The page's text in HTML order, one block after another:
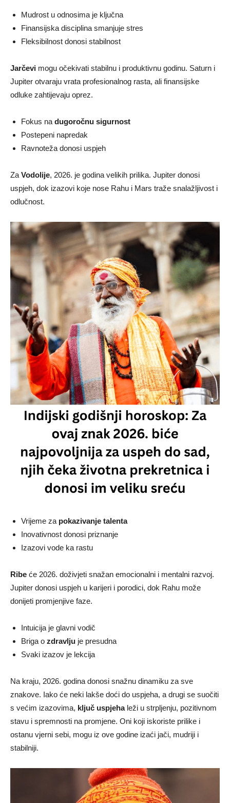
Mudrost u odnosima je ključna
Finansijska disciplina smanjuje stres
Fleksibilnost donosi stabilnost
Jarčevi mogu očekivati stabilnu i produktivnu godinu. Saturn i
Jupiter otvaraju vrata profesionalnog rasta, ali finansijske
odluke zahtijevaju oprez.
Fokus na dugoročnu sigurnost
Postepeni napredak
Ravnoteža donosi uspjeh
Za Vodolije, 2026. je godina velikih prilika. Jupiter donosi
uspjeh, dok izazovi koje nose Rahu i Mars traže snalažljivost i
odlučnost.
Vrijeme za pokazivanje talenta
Inovativnost donosi priznanje
Izazovi vode ka rastu
Ribe će 2026. doživjeti snažan emocionalni i mentalni razvoj.
Jupiter donosi uspjeh u karijeri i porodici, dok Rahu može
donijeti promjenjive faze.
Intuicija je glavni vodič
Briga o zdravlju je presudna
Svaki izazov je lekcija
Na kraju, 2026. godina donosi snažnu dinamiku za sve
znakove. Iako će neki lakše doći do uspjeha, a drugi se suočiti
s većim izazovima, ključ uspjehaleži u strpljenju, pozitivnom
stavu i spremnosti na promjene. Oni koji iskoriste prilike i
ostanu vjerni sebi, mogu iz ove godine izaći jači, mudriji i
stabilniji.